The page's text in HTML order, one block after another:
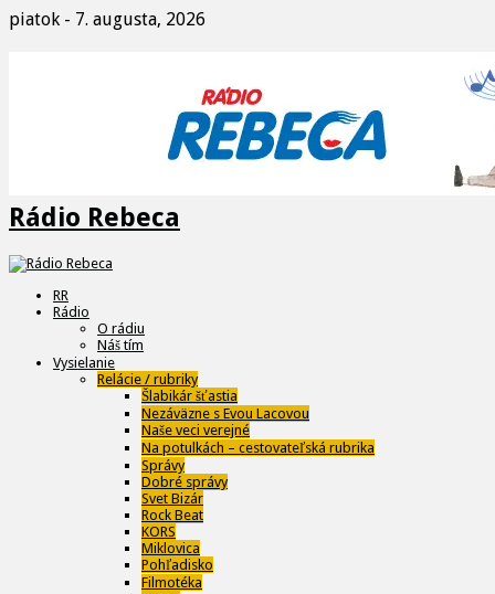
piatok - 7. augusta, 2026
Rádio Rebeca
RR
Rádio
O rádiu
Náš tím
Vysielanie
Relácie / rubriky
Šlabikár šťastia
Nezáväzne s Evou Lacovou
Naše veci verejné
Na potulkách – cestovateľská rubrika
Správy
Dobré správy
Svet Bizár
Rock Beat
KORS
Miklovica
Pohľadisko
Filmotéka